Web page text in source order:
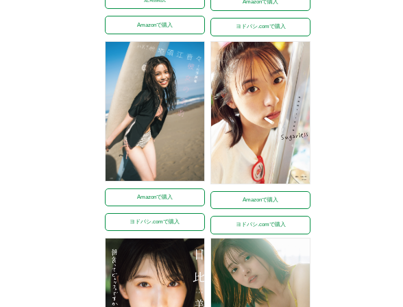
Amazonで購入
Amazonで購入
ヨドバシ.comで購入
Amazonで購入
ヨドバシ.comで購入
Amazonで購入
ヨドバシ.comで購入